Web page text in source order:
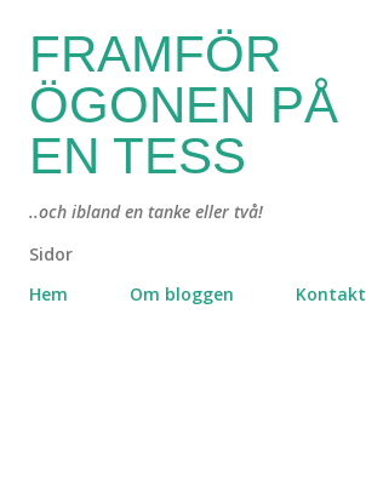
Fortsätt till huvudinnehåll
FRAMFÖR
ÖGONEN PÅ
EN TESS
..och ibland en tanke eller två!
Sidor
Hem
Om bloggen Kontakt